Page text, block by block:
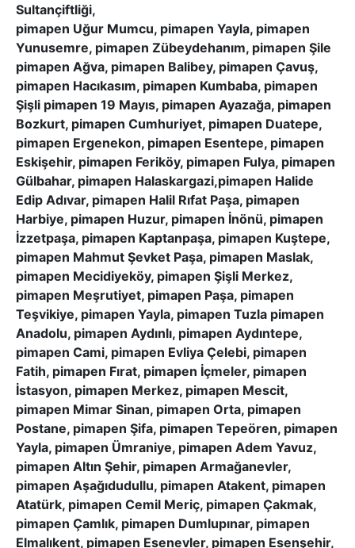
Sultançiftliği,
pimapen Uğur Mumcu, pimapen Yayla, pimapen
Yunusemre, pimapen Zübeydehanım, pimapen Şile
pimapen Ağva, pimapen Balibey, pimapen Çavuş,
pimapen Hacıkasım, pimapen Kumbaba, pimapen
Şişli pimapen 19 Mayıs, pimapen Ayazağa, pimapen
Bozkurt, pimapen Cumhuriyet, pimapen Duatepe,
pimapen Ergenekon, pimapen Esentepe, pimapen
Eskişehir, pimapen Feriköy, pimapen Fulya, pimapen
Gülbahar, pimapen Halaskargazi,pimapen Halide
Edip Adıvar, pimapen Halil Rıfat Paşa, pimapen
Harbiye, pimapen Huzur, pimapen İnönü, pimapen
İzzetpaşa, pimapen Kaptanpaşa, pimapen Kuştepe,
pimapen Mahmut Şevket Paşa, pimapen Maslak,
pimapen Mecidiyeköy, pimapen Şişli Merkez,
pimapen Meşrutiyet, pimapen Paşa, pimapen
Teşvikiye, pimapen Yayla, pimapen Tuzla pimapen
Anadolu, pimapen Aydınlı, pimapen Aydıntepe,
pimapen Cami, pimapen Evliya Çelebi, pimapen
Fatih, pimapen Fırat, pimapen İçmeler, pimapen
İstasyon, pimapen Merkez, pimapen Mescit,
pimapen Mimar Sinan, pimapen Orta, pimapen
Postane, pimapen Şifa, pimapen Tepeören, pimapen
Yayla, pimapen Ümraniye, pimapen Adem Yavuz,
pimapen Altın Şehir, pimapen Armağanevler,
pimapen Aşağıdudullu, pimapen Atakent, pimapen
Atatürk, pimapen Cemil Meriç, pimapen Çakmak,
pimapen Çamlık, pimapen Dumlupınar, pimapen
Elmalıkent, pimapen Esenevler, pimapen Esenşehir,